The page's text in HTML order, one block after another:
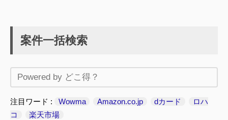
案件一括検索
注目ワード Wowma Amazon.co.jp dカード
ロハ
コ
楽天市場